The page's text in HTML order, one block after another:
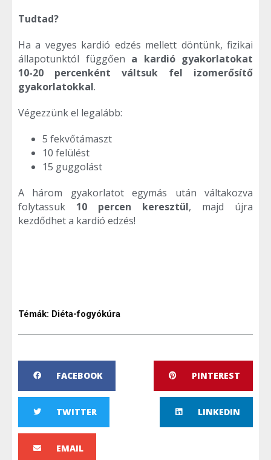
Tudtad?
Ha a vegyes kardió edzés mellett döntünk, fizikai
állapotunktól függően a kardió gyakorlatokat
10-20 percenként váltsuk fel izomerősítő
gyakorlatokkal.
Végezzünk el legalább:
5 fekvőtámaszt
10 felülést
15 guggolást
A három gyakorlatot egymás után váltakozva
folytassuk 10 percen keresztül, majd újra
kezdődhet a kardió edzés!
Témák: Diéta-fogyókúra
FACEBOOK PINTEREST
TWITTER LINKEDIN
EMAIL